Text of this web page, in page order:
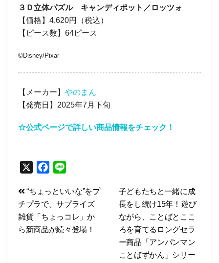
３Ｄ立体パズル キャンディポット／ロッツォ
【価格】4,620円（税込）
【ピース数】64ピース
©︎Disney/Pixar
【メーカー】 やのまん
【発売日】2025年7月下旬
☆公式ページで詳しい商品情報をチェック！
c
e
b
o
n
e
投
稿
ナ
子どもたちと一緒に成
長をし続け15年！遊び
ながら、ことばとここ
ろを育てるロングセラ
ー商品「アンパンマン
ことばずかん」シリー
“ちょっといいな”をプ
チプラで。サプライズ
雑貨「ちょっコレ」か
ら新商品が続々登場！